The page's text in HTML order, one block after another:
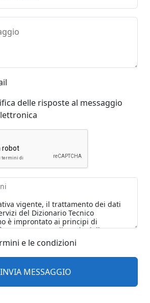
delle risposte al messaggio
e le condizioni